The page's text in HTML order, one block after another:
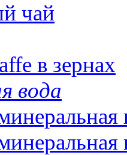
чай
в зернах
вода